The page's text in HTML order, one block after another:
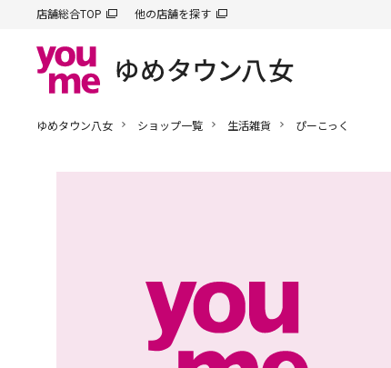
店舗総合TOP 他の店舗を探す
ゆめタウン八女 ショップ一覧 生活雑貨 ぴーこっく